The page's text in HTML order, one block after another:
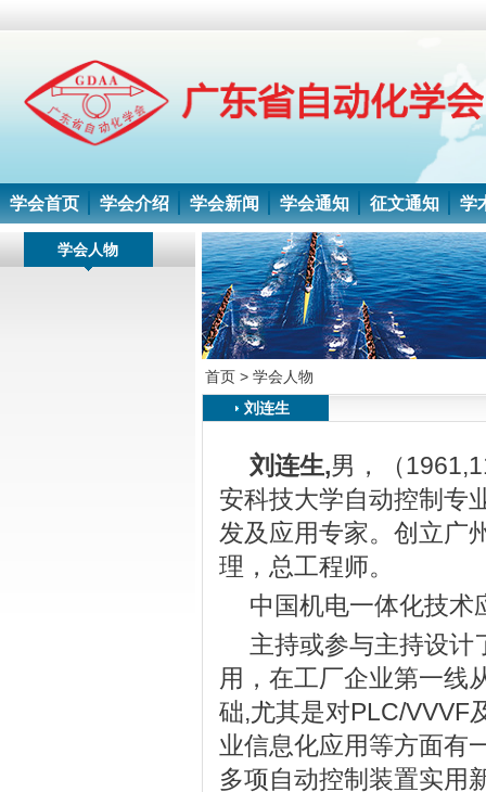
学会首页 学会介绍 学会新闻 学会通知 征文通知 学
学会人物
首页 > 学会人物
刘连生
刘连生,男，（
安科技大学自动控制专
发及应用专家。创立
理，总工程师。
中国机电一体化技
主持或参与主持设计
用，在工厂企业第一线
础,尤其是对PLC/VVVF
业信息化应用等方面有
多项自动控制装置实用